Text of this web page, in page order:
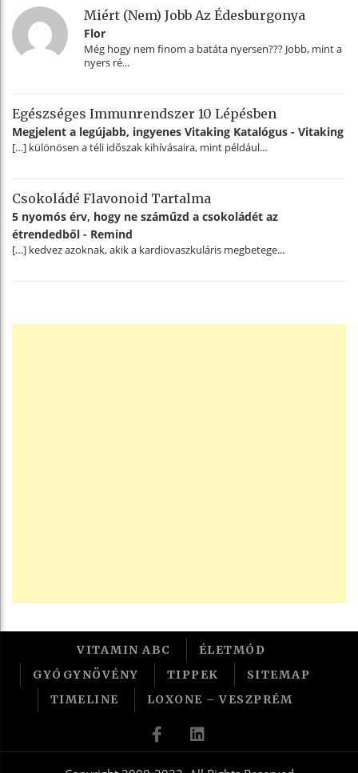
Miért (nem) Jobb Az Édesburgonya
Flor
Még hogy nem finom a batáta nyersen??? Jobb, mint a
nyers ré...
Egészséges Immunrendszer 10 Lépésben
Megjelent a legújabb, ingyenes Vitaking Katalógus - Vitaking
[…] különösen a téli időszak kihívásaira, mint például...
Csokoládé Flavonoid Tartalma
5 nyomós érv, hogy ne száműzd a csokoládét az
étrendedből - Remind
[…] kedvez azoknak, akik a kardiovaszkuláris megbetege...
VITAMIN ABC
ÉLETMÓD
GYÓGYNÖVÉNY
TIPPEK
SITEMAP
TIMELINE
LOXONE – VESZPRÉM